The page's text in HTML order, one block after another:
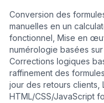
Conversion des
manuelles en un
fonctionnel, Mise en
numérologie basées sur
Corrections logiques
raffinement des
jour des retours clients,
HTML/CSS/JavaScript